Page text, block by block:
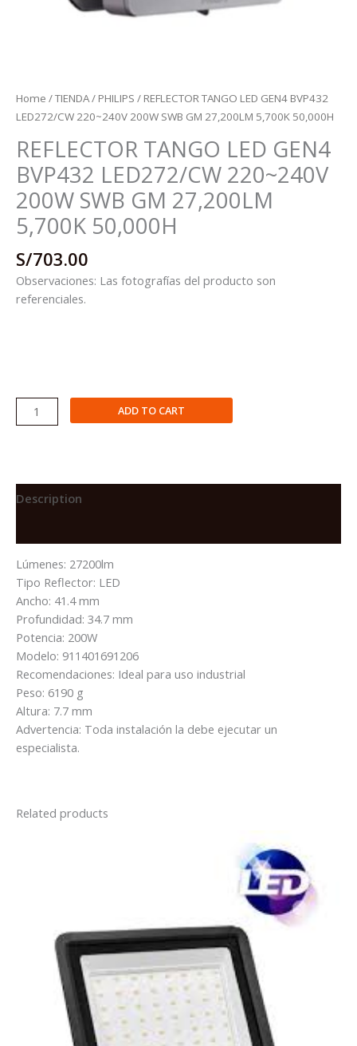
Home /TIENDA/ PHILIPS / REFLECTOR TANGO LED GEN4 BVP432
LED272/CW 220~240V 200W SWB GM 27,200LM 5,700K 50,000H
REFLECTOR TANGO LED GEN4
BVP432 LED272/CW 220~240V
200W SWB GM 27,200LM
5,700K 50,000H
S/703.00
Observaciones: Las fotografías del producto son
referenciales.
REFLECTOR
TANGO
LED272/CW
GM
27,200LM
5,700K
50,000H
quantity
ADD TO CART
Description
Lúmenes: 27200lm
Tipo Reflector: LED
Ancho: 41.4 mm
Profundidad: 34.7 mm
Potencia: 200W
Modelo: 911401691206
Recomendaciones: Ideal para uso industrial
Peso: 6190 g
Altura: 7.7 mm
Advertencia: Toda instalación la debe ejecutar un
especialista.
Related products